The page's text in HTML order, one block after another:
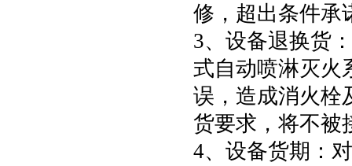
修，超出条件承
3、设备退换货
式自动喷淋灭火
误，造成消火栓
货要求，将不被
4、设备货期：对